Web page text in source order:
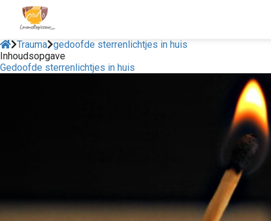
Trauma gedoofde sterrenlichtjes in huis
Inhoudsopgave
Gedoofde sterrenlichtjes in huis